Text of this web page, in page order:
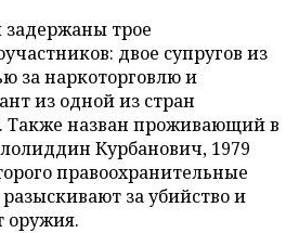
трое
двое супругов из
за наркоторговлю и
из одной из стран
Также назван проживающий в
Курбанович, 1979
правоохранительные
за убийство и
оружия.